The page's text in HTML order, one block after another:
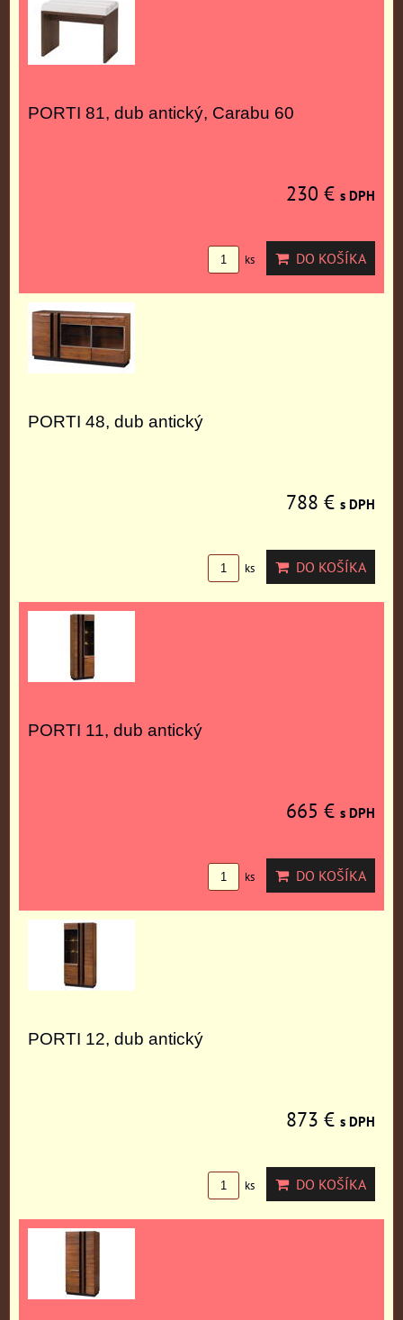
PORTI 81, dub antický, Carabu 60
230 € s DPH
ks DO KOŠÍKA
PORTI 48, dub antický
788 € s DPH
ks DO KOŠÍKA
PORTI 11, dub antický
665 € s DPH
ks DO KOŠÍKA
PORTI 12, dub antický
873 € s DPH
ks DO KOŠÍKA